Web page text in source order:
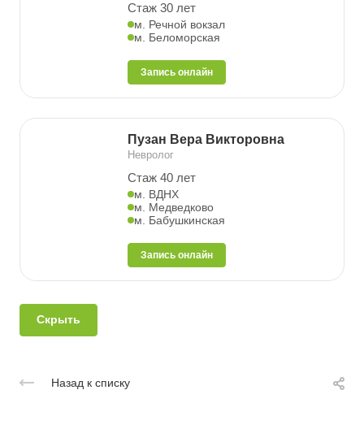
Стаж 30 лет
м. Речной вокзал
м. Беломорская
Запись онлайн
Пузан Вера Викторовна
Невролог
Стаж 40 лет
м. ВДНХ
м. Медведково
м. Бабушкинская
Запись онлайн
Скрыть
Назад к списку